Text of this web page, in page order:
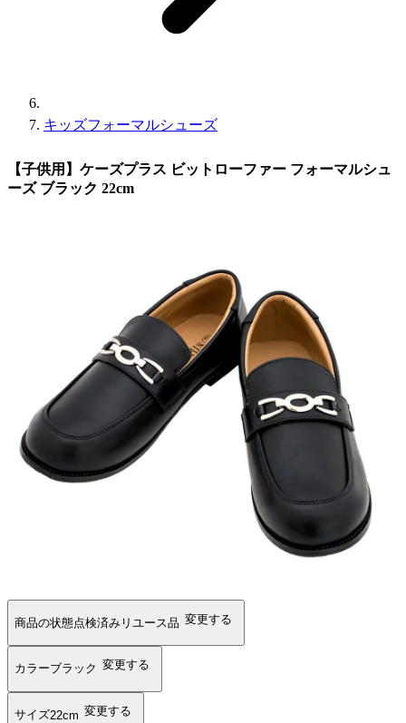
キッズフォーマルシューズ
【子供用】ケーズプラス ビットローファー フォーマルシュ
ーズ ブラック 22cm
商品の状態点検済みリユース品 変更する
カラーブラック 変更する
サイズ22cm 変更する